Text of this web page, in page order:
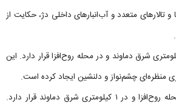
متعدد و آب‌انبارهای داخلی دژ، حکایت از
گروبار: در ۵ کیلومتری شرق دماوند و در محله روح‌افزا قرار دارد. این
آبشار آینه رود: در محله روح‌افزا و در ۱ کیلومتری شرق دماوند قرار دارد.